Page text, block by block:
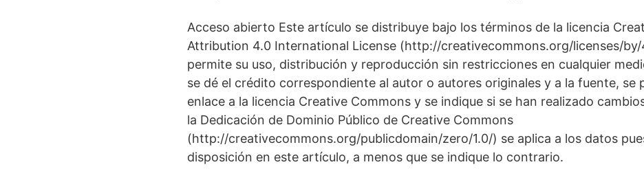
Acceso abierto Este artículo se distribuye bajo los términos de la licencia
Attribution 4.0 International License (http://creativecommons.org/licenses/
permite su uso, distribución y reproducción sin restricciones en cualquier
se dé el crédito correspondiente al autor o autores originales y a la fuente, se
enlace a la licencia Creative Commons y se indique si se han realizado
la Dedicación de Dominio Público de Creative Commons
(http://creativecommons.org/publicdomain/zero/1.0/) se aplica a los datos
disposición en este artículo, a menos que se indique lo contrario.